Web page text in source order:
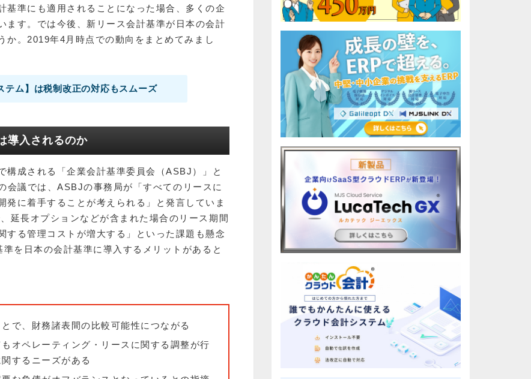
基準にも適用されることになった場合、多くの企
ます。では今後、新リース会計基準が日本の会計
か。2019年4月時点での動向をまとめてみまし
テム】は税制改正の対応もスムーズ
導入されるのか
構成される「企業会計基準委員会（ASBJ）」と
会議では、ASBJの事務局が「すべてのリースに
に着手することが考えられる」と発言していま
延長オプションなどが含まれた場合のリース期間
する管理コストが増大する」といった課題も懸念
を日本の会計基準に導入するメリットがあると
で、財務諸表間の比較可能性につながる
オペレーティング・リースに関する調整が行
するニーズがある